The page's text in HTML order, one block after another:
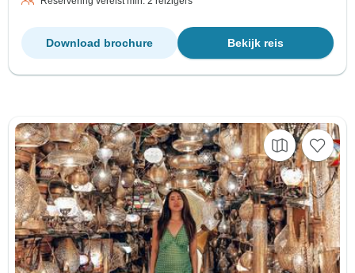
Bekijk reis
Download brochure